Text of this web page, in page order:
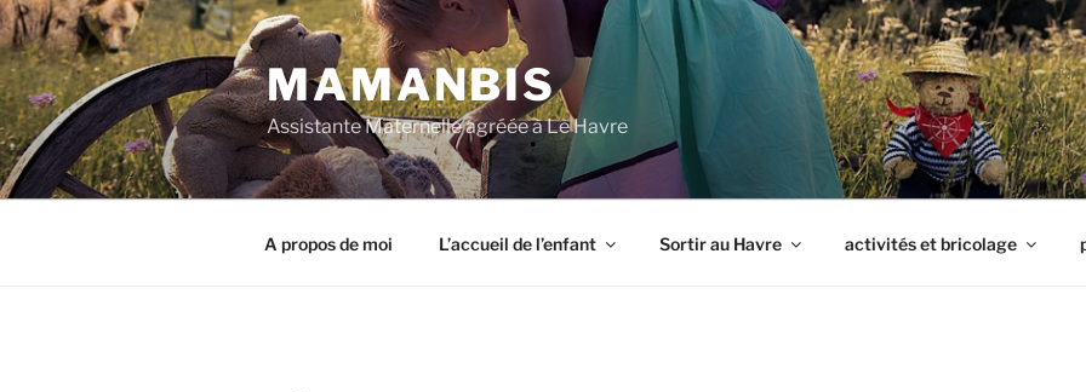
Aller
au
contenu
principal
MAMANBIS
Assistante Maternelle agréée à Le Havre
A propos de moi L’accueil de l’enfant Sortir au Havre activités et bricolage